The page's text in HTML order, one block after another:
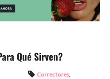
Qué Sirven?
Correctores,